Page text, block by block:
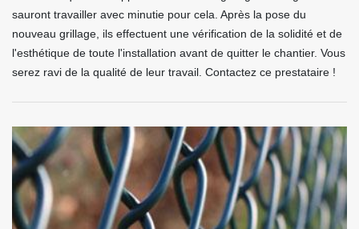
sauront travailler avec minutie pour cela. Après la pose du
nouveau grillage, ils effectuent une vérification de la solidité et de
l'esthétique de toute l'installation avant de quitter le chantier. Vous
serez ravi de la qualité de leur travail. Contactez ce prestataire !